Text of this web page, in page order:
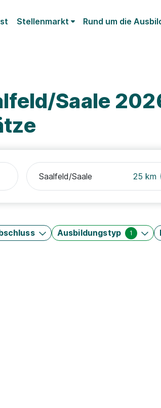
Stellenmarkt Rund um die
Saale
25 km
Ausbildungstyp 1